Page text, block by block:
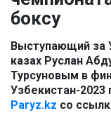
боксу
Выступающий за
казах Руслан
Турсуновым в
Узбекистан-2023
Paryz.kz со